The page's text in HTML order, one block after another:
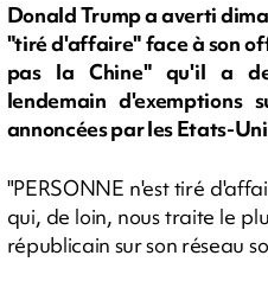
Donald Trump a averti
"tiré d'affaire" face à son
pas la Chine" qu'il a
lendemain d'exemptions
annoncées par les Etats-
"PERSONNE n'est tiré
qui, de loin, nous traite le
républicain sur son réseau